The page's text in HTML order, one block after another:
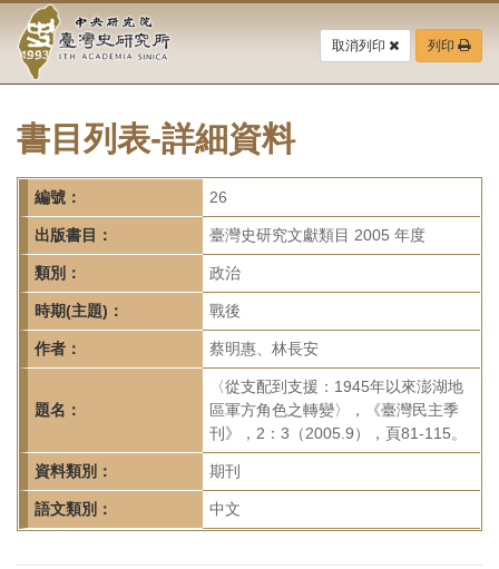
要
中
央
研
究
院-
臺
灣
史
研
究
所-
首
頁
取消列印 列印
書目列表-詳細資料
編號： 26
出版書目： 臺灣史研究文獻類目 2005 年度
類別： 政治
時期(主題)： 戰後
作者： 蔡明惠、林長安
題名：
〈從支配到支援：1945年以來澎湖地
區軍方角色之轉變〉，《臺灣民主季
刊》，2：3（2005.9），頁81-115。
資料類別： 期刊
語文類別： 中文